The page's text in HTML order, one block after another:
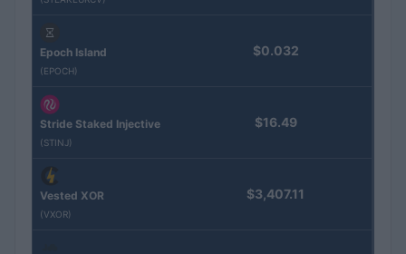
Epoch Island
(EPOCH)
$0.032
Stride Staked Injective
(STINJ)
$16.49
Vested XOR
(VXOR)
$3,407.11